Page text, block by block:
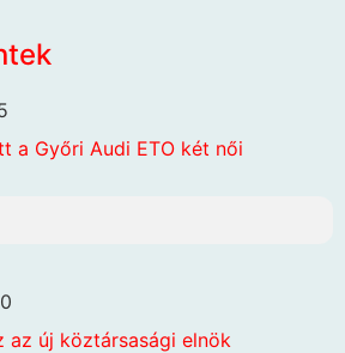
a Győri Audi ETO két női
az új köztársasági elnök